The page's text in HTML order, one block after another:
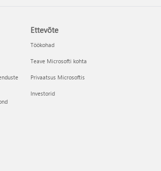
Ettevõte
Töökohad
Teave Microsofti kohta
Privaatsus Microsoftis
Investorid